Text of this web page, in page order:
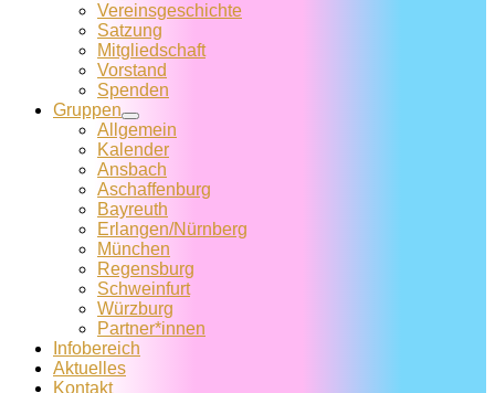
Vereins­geschichte
Satzung
Mitglied­schaft
Vorstand
Spenden
Gruppen
Allgemein
Kalender
Ansbach
Aschaffenburg
Bayreuth
Erlangen/Nürnberg
München
Regensburg
Schweinfurt
Würzburg
Partner*innen
Infobereich
Aktuelles
Kontakt